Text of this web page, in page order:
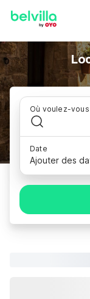
Où voulez-vous
Date
Ajouter des